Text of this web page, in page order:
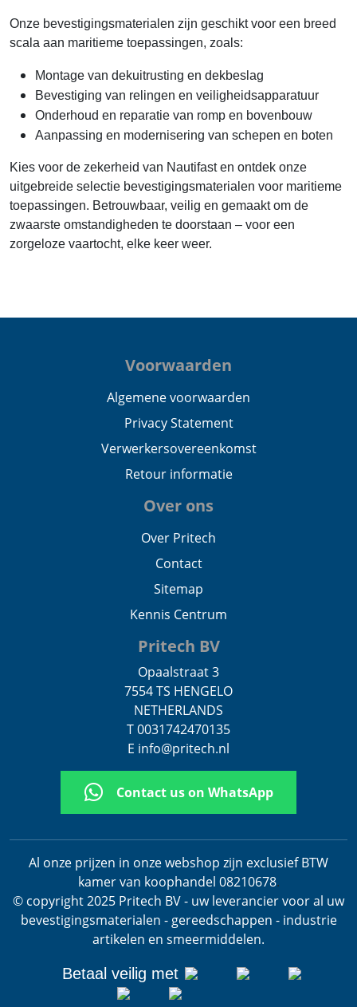
Onze bevestigingsmaterialen zijn geschikt voor een breed
scala aan maritieme toepassingen, zoals:
Montage van dekuitrusting en dekbeslag
Bevestiging van relingen en veiligheidsapparatuur
Onderhoud en reparatie van romp en bovenbouw
Aanpassing en modernisering van schepen en boten
Kies voor de zekerheid van Nautifast en ontdek onze
uitgebreide selectie bevestigingsmaterialen voor maritieme
toepassingen. Betrouwbaar, veilig en gemaakt om de
zwaarste omstandigheden te doorstaan – voor een
zorgeloze vaartocht, elke keer weer.
Voorwaarden
Algemene voorwaarden
Privacy Statement
Verwerkersovereenkomst
Retour informatie
Over ons
Over Pritech
Contact
Sitemap
Kennis Centrum
Pritech BV
Opaalstraat 3
7554 TS HENGELO
NETHERLANDS
T 0031742470135
E info@pritech.nl
Contact us on WhatsApp
Al onze prijzen in onze webshop zijn exclusief BTW
kamer van koophandel 08210678.
© copyright 2025 Pritech BV - uw leverancier voor al uw
bevestigingsmaterialen - gereedschappen - industrie
artikelen en smeermiddelen.
Betaal veilig met